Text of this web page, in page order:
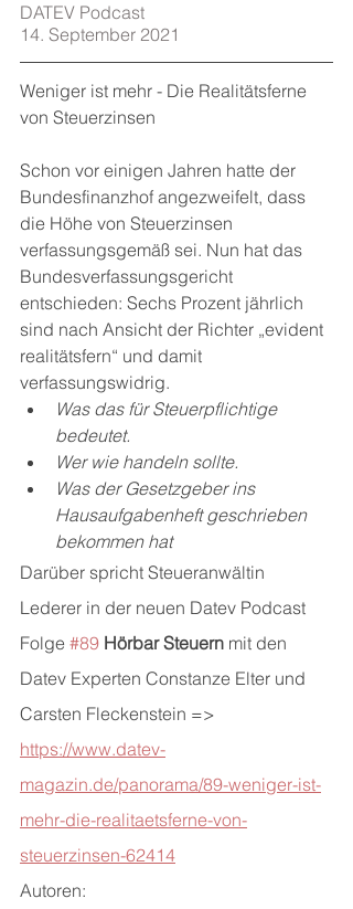
DATEV Podcast
14. September 2021
Weniger ist mehr - Die Realitätsferne
von Steuerzinsen
Schon vor einigen Jahren hatte der
Bundesfinanzhof angezweifelt, dass
die Höhe von Steuerzinsen
verfassungsgemäß sei. Nun hat das
Bundesverfassungsgericht
entschieden: Sechs Prozent jährlich
sind nach Ansicht der Richter „evident
realitätsfern“ und damit
verfassungswidrig.
Was das für Steuerpflichtige
bedeutet.
Wer wie handeln sollte.
Was der Gesetzgeber ins
Hausaufgabenheft geschrieben
bekommen hat
Darüber spricht Steueranwältin
Lederer in der neuen Datev Podcast
Folge #89 Hörbar Steuern mit den
Datev Experten Constanze Elter und
Carsten Fleckenstein =>
https://www.datev-
magazin.de/panorama/89-weniger-ist-
mehr-die-realitaetsferne-von-
steuerzinsen-62414
Autoren: